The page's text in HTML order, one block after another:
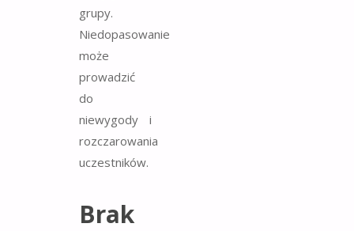
grupy.
Niedopasowanie
może
prowadzić
do
niewygody i
rozczarowania
uczestników.
Brak